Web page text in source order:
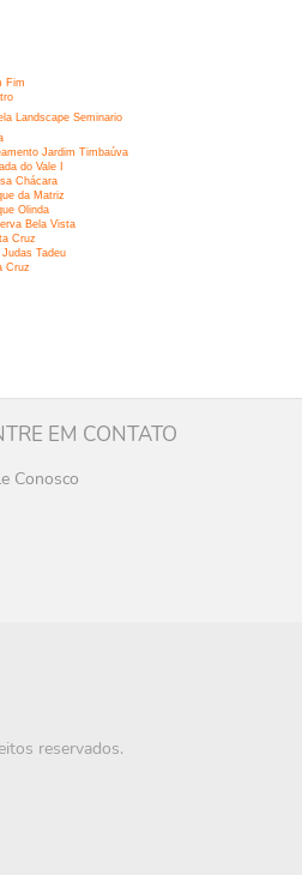
Fim
Landscape Seminario
Jardim Timbaúva
do Vale I
Chácara
da Matriz
Olinda
Bela Vista
Cruz
Judas Tadeu
Cruz
EM CONTATO
Conosco
reservados.